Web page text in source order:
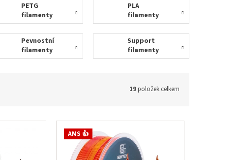
PETG
filamenty
PLA
filamenty
Pevnostní
filamenty
Support
filamenty
19položek celkem
AMS 👍